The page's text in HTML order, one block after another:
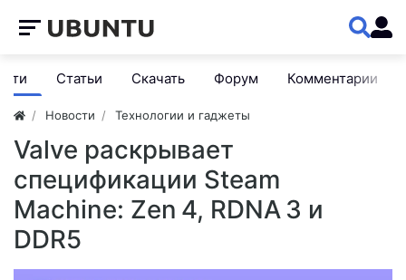
Статьи Скачать Форум Комментарии
Новости Технологии и гаджеты
Valve раскрывает
спецификации Steam
Machine: Zen 4, RDNA 3 и
DDR5